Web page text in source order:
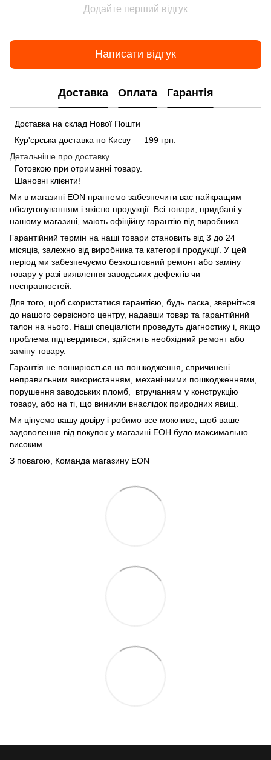
Додайте перший відгук
Написати відгук
Доставка Оплата Гарантія
Доставка на склад Нової Пошти
Кур'єрська доставка по Києву — 199 грн.
Детальніше про доставку
Готовкою при отриманні товару.
Шановні клієнти!
Ми в магазині EON прагнемо забезпечити вас найкращим
обслуговуванням і якістю продукції. Всі товари, придбані у
нашому магазині, мають офіційну гарантію від виробника.
Гарантійний термін на наші товари становить від 3 до 24
місяців, залежно від виробника та категорії продукції. У цей
період ми забезпечуємо безкоштовний ремонт або заміну
товару у разі виявлення заводських дефектів чи
несправностей.
Для того, щоб скористатися гарантією, будь ласка, зверніться
до нашого сервісного центру, надавши товар та гарантійний
талон на нього. Наші спеціалісти проведуть діагностику і, якщо
проблема підтвердиться, здійснять необхідний ремонт або
заміну товару.
Гарантія не поширюється на пошкодження, спричинені
неправильним використанням, механічними пошкодженнями,
порушення заводських пломб, втручанням у конструкцію
товару, або на ті, що виникли внаслідок природних явищ.
Ми цінуємо вашу довіру і робимо все можливе, щоб ваше
задоволення від покупок у магазині ЕОН було максимально
високим.
З повагою, Команда магазину EON